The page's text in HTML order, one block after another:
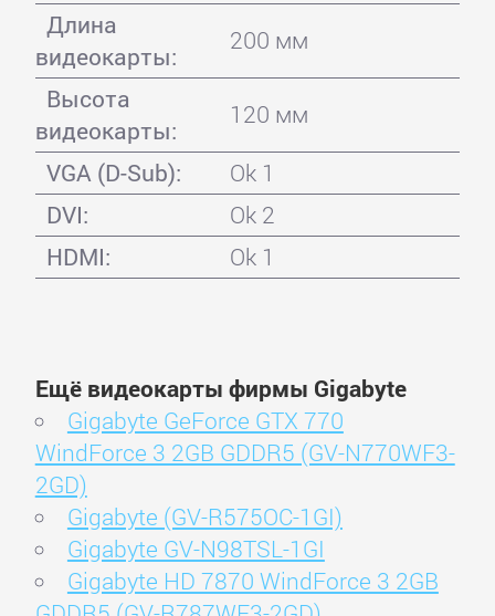
Длина
видеокарты:
200 мм
Высота
видеокарты:
120 мм
VGA (D-Sub):
Ok 1
DVI:
Ok 2
HDMI:
Ok 1
Ещё видеокарты фирмы Gigabyte
Gigabyte GeForce GTX 770
WindForce 3 2GB GDDR5 (GV-N770WF3-
2GD)
Gigabyte (GV-R575OC-1GI)
Gigabyte GV-N98TSL-1GI
Gigabyte HD 7870 WindForce 3 2GB